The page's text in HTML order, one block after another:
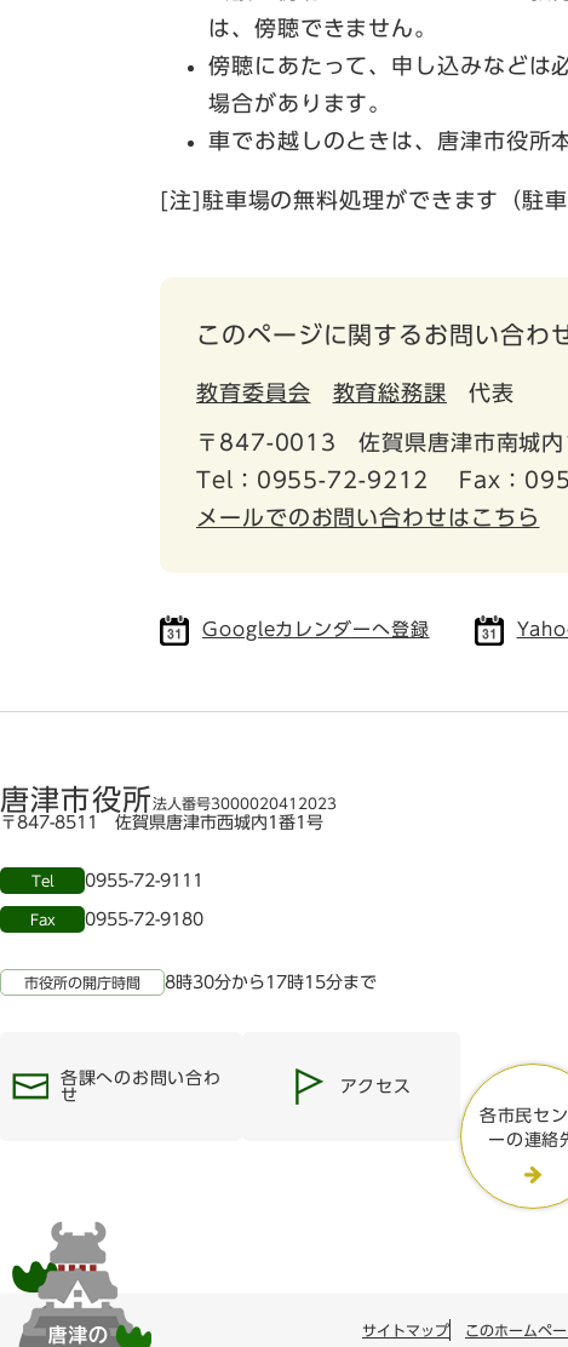
は、傍聴できません。
傍聴にあたって、申し込みなどは
場合があります。
車でお越しのときは、唐津市役所
[注]駐車場の無料処理ができます（駐
このページに関するお問い合わ
教育委員会 教育総務課 代表
〒847-0013
佐賀県唐津市南城
Tel：0955-72-9212
Fax：
メールでのお問い合わせはこちら
Googleカレンダーへ登録
唐津市役所法人番号3000020412023
〒847-8511 佐賀県唐津市西城内1番1号
Tel 0955-72-9111
Fax 0955-72-9180
市役所の開庁時間 8時30分から17時15分まで
各課へのお問い合わ
せ
アクセス
各市民セン
ーの連絡
サイトマップ このホームペ
唐